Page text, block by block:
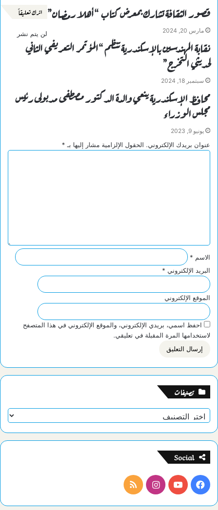
قصور الثقافة تشارك بمعرض كتاب “أهلا رمضان”
مارس 20, 2024
نقابة المهندسين بالإسكندرية تنظم “المؤتمر التعريفي الثاني
لحديثي التخرج”
سبتمبر 18, 2024
محافظ الإسكندرية ينعي والدة الدكتور مصطفى مدبولى رئيس
مجلس الوزراء
يونيو 9, 2023
اترك تعليقاً
لن يتم نشر
عنوان بريدك الإلكتروني. الحقول الإلزامية مشار إليها بـ *
ا
الاسم *
البريد الإلكتروني *
الموقع الإلكتروني
احفظ اسمي، بريدي الإلكتروني، والموقع الإلكتروني في هذا المتصفح
لاستخدامها المرة المقبلة في تعليقي.
تصنيفات
تصنيفات
Social
فيسبوكيوتيوبانستقرامملخص
الموقع